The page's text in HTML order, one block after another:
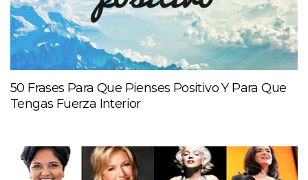
50 Frases Para Que Pienses Positivo Y Para Que
Tengas Fuerza Interior